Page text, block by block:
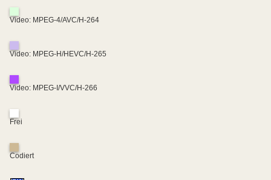
Video: MPEG-4/AVC/H-264
Video: MPEG-H/HEVC/H-265
Video: MPEG-I/VVC/H-266
Frei
Codiert